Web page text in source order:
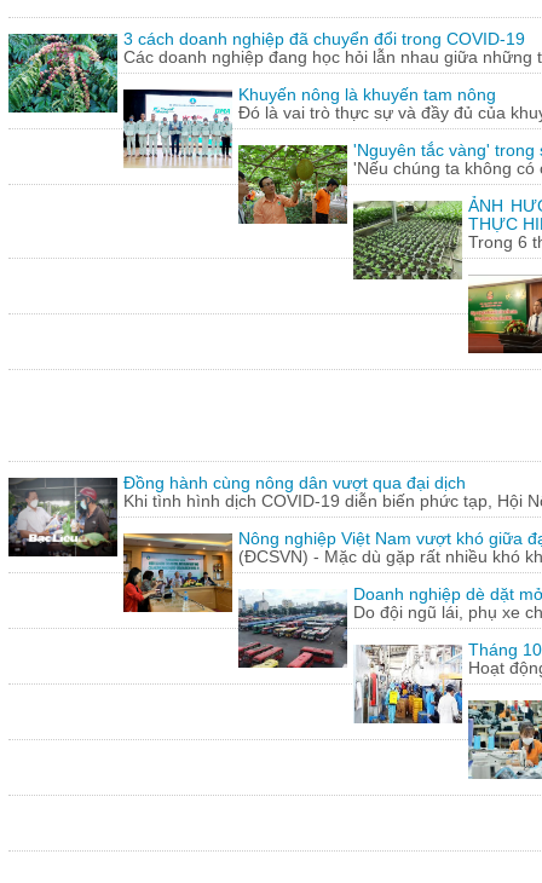
3 cách doanh nghiệp đã chuyển đổi trong COVID-19
Các doanh nghiệp đang học hỏi lẫn nhau giữa những
Khuyến nông là khuyến tam nông
Đó là vai trò thực sự và đầy đủ của
'Nguyên tắc vàng' trong
'Nếu chúng ta không
ẢNH
THỰC
Trong 6
Đồng hành cùng nông dân vượt qua đại dịch
Khi tình hình dịch COVID-19 diễn biến phức tạp, Hội
Nông nghiệp Việt Nam vượt khó giữa
(ĐCSVN) - Mặc dù gặp rất nhiều khó
Doanh nghiệp dè dặt
Do đội ngũ lái, phụ xe
Tháng
Hoạt